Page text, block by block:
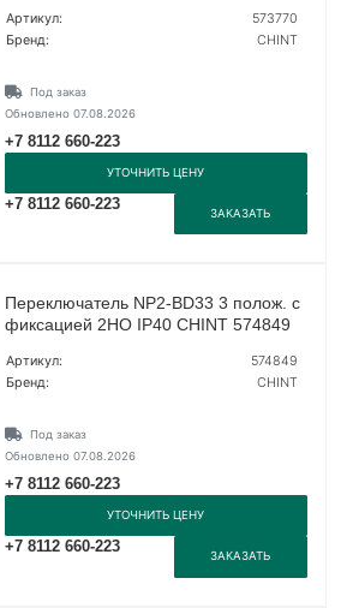
Артикул:
573770
Бренд:
CHINT
Под заказ
Обновлено 07.08.2026
+7 8112 660-223
УТОЧНИТЬ ЦЕНУ
+7 8112 660-223
ЗАКАЗАТЬ
Переключатель NP2-BD33 3 полож. с
фиксацией 2НО IP40 CHINT 574849
Артикул:
574849
Бренд:
CHINT
Под заказ
Обновлено 07.08.2026
+7 8112 660-223
УТОЧНИТЬ ЦЕНУ
+7 8112 660-223
ЗАКАЗАТЬ